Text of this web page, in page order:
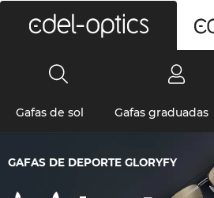
Gafas de sol Gafas graduadas
GAFAS DE DEPORTE GLORYFY